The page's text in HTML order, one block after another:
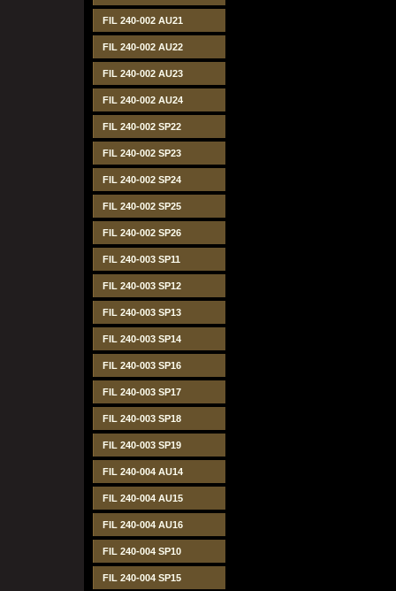
FIL 240-002 AU21
FIL 240-002 AU22
FIL 240-002 AU23
FIL 240-002 AU24
FIL 240-002 SP22
FIL 240-002 SP23
FIL 240-002 SP24
FIL 240-002 SP25
FIL 240-002 SP26
FIL 240-003 SP11
FIL 240-003 SP12
FIL 240-003 SP13
FIL 240-003 SP14
FIL 240-003 SP16
FIL 240-003 SP17
FIL 240-003 SP18
FIL 240-003 SP19
FIL 240-004 AU14
FIL 240-004 AU15
FIL 240-004 AU16
FIL 240-004 SP10
FIL 240-004 SP15